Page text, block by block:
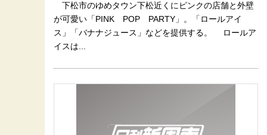
下松市のゆめタウン下松近くにピンクの店舗と外壁
が可愛い「PINK POP PARTY」。「ロールアイ
ス」「バナナジュース」などを提供する。 ロールア
イスは...